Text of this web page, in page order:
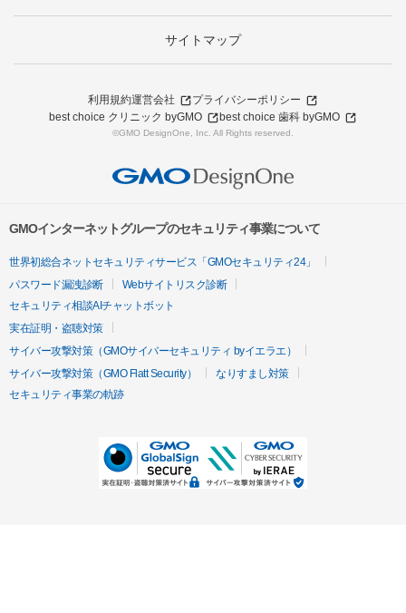
サイトマップ
利用規約運営会社
プライバシーポリシー
best choice クリニック byGMO
best choice 歯科 byGMO
©GMO DesignOne, Inc. All Rights reserved.
GMOインターネットグループのセキュリティ事業について
世界初総合ネットセキュリティサービス「GMOセキュリティ24」
パスワード漏洩診断
Webサイトリスク診断
セキュリティ相談AIチャットボット
実在証明・盗聴対策
サイバー攻撃対策（GMOサイバーセキュリティ byイエラエ）
サイバー攻撃対策（GMO Flatt Security）
なりすまし対策
セキュリティ事業の軌跡